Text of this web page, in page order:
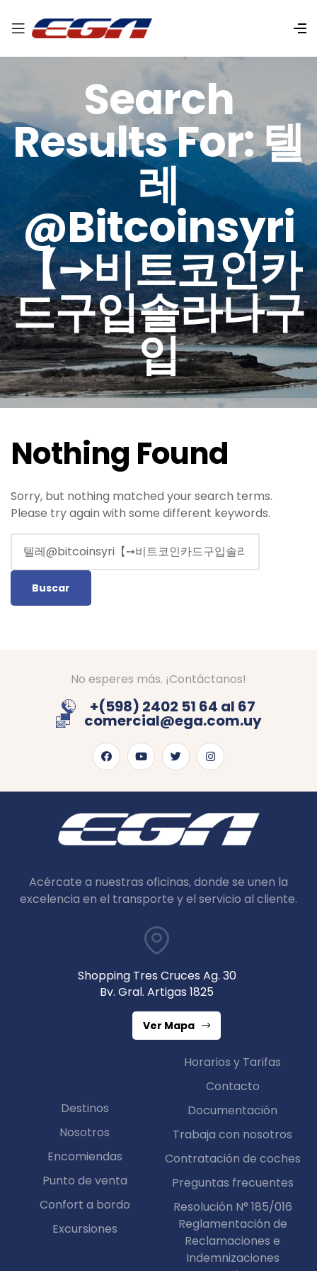
Search
Results For: 텔
레
@bitcoinsyri
【➙비트코인카
드구입솔라나구
입
Nothing Found
Sorry, but nothing matched your search terms.
Please try again with some different keywords.
No esperes más. ¡Contáctanos!
+(598) 2402 51 64 al 67
comercial@ega.com.uy
Acércate a nuestras oficinas, donde se unen la
excelencia en el transporte y el servicio al cliente.
Shopping Tres Cruces Ag. 30
Bv. Gral. Artigas 1825
Ver Mapa
Destinos
Nosotros
Encomiendas
Punto de venta
Confort a bordo
Excursiones
Horarios y Tarifas
Contacto
Documentación
Trabaja con nosotros
Contratación de coches
Preguntas frecuentes
Resolución N° 185/016
Reglamentación de
Reclamaciones e
Indemnizaciones